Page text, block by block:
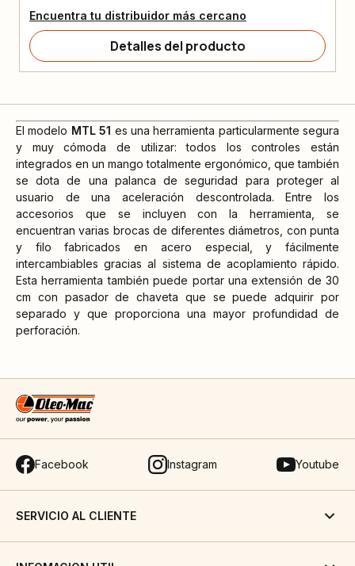
Encuentra tu distribuidor más cercano
Detalles del producto
El modelo MTL 51 es una herramienta particularmente segura
y muy cómoda de utilizar: todos los controles están
integrados en un mango totalmente ergonómico, que también
se dota de una palanca de seguridad para proteger al
usuario de una aceleración descontrolada. Entre los
accesorios que se incluyen con la herramienta, se
encuentran varias brocas de diferentes diámetros, con punta
y filo fabricados en acero especial, y fácilmente
intercambiables gracias al sistema de acoplamiento rápido.
Esta herramienta también puede portar una extensión de 30
cm con pasador de chaveta que se puede adquirir por
separado y que proporciona una mayor profundidad de
perforación.
Facebook Instagram Youtube
SERVICIO AL CLIENTE